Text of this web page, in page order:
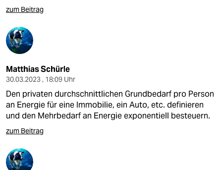
zum Beitrag
Matthias Schürle
30.03.2023 , 18:09 Uhr
Den privaten durchschnittlichen Grundbedarf pro Person
an Energie für eine Immobilie, ein Auto, etc. definieren
und den Mehrbedarf an Energie exponentiell besteuern.
zum Beitrag